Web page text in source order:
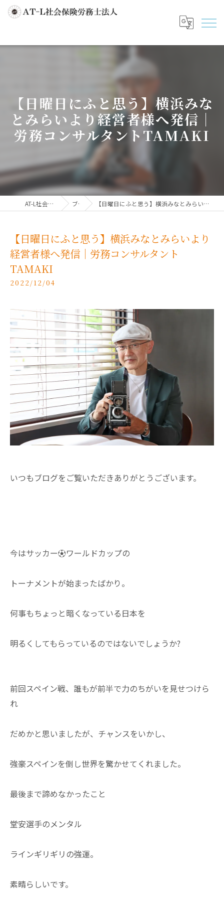
【日曜日にふと思う】横浜みな
とみらいより経営者様へ発信｜
労務コンサルタントTAMAKI
AT-L社会保険労務士法人 ブログ 【日曜日にふと思う】横浜みなとみらいより経営者様へ発信｜労務コンサルタントTAMAKI
【日曜日にふと思う】横浜みなとみらいより
経営者様へ発信｜労務コンサルタント
TAMAKI
2022/12/04
いつもブログをご覧いただきありがとうございます。
今はサッカー⚽ワールドカップの
トーナメントが始まったばかり。
何事もちょっと暗くなっている日本を
明るくしてもらっているのではないでしょうか?
前回スペイン戦、誰もが前半で力のちがいを見せつけら
れ
だめかと思いましたが、チャンスをいかし、
強豪スペインを倒し世界を驚かせてくれました。
最後まで諦めなかったこと
堂安選手のメンタル
ラインギリギリの強運。
素晴らしいです。